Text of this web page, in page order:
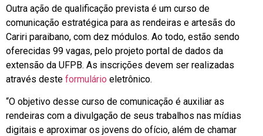
Outra ação de qualificação prevista é um curso de
comunicação estratégica para as rendeiras e artesãs do
Cariri paraibano, com dez módulos. Ao todo, estão sendo
oferecidas 99 vagas, pelo projeto portal de dados da
extensão da UFPB. As inscrições devem ser realizadas
através deste formulário eletrônico.
“O objetivo desse curso de comunicação é auxiliar as
rendeiras com a divulgação de seus trabalhos nas mídias
digitais e aproximar os jovens do ofício, além de chamar